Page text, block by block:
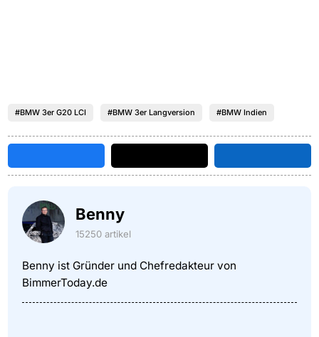
#BMW 3er G20 LCI #BMW 3er Langversion #BMW Indien
Benny
15250 artikel
Benny ist Gründer und Chefredakteur von
BimmerToday.de